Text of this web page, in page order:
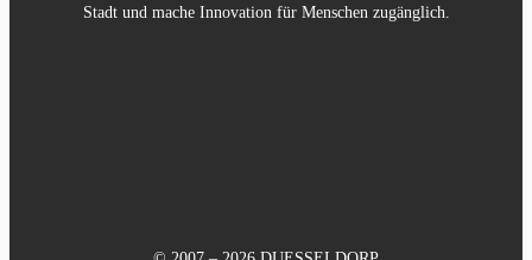
Stadt und mache Innovation für Menschen zugänglich.